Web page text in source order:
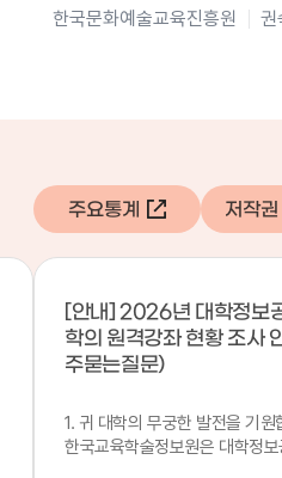
한국문화예술교육진흥원 권
[안내] 2026년 대학정보
학의 원격강좌 현황 조사
주묻는질문)
1. 귀 대학의 무궁한 발전을 기원
한국교육학술정보원은 대학정
주요통계 저작